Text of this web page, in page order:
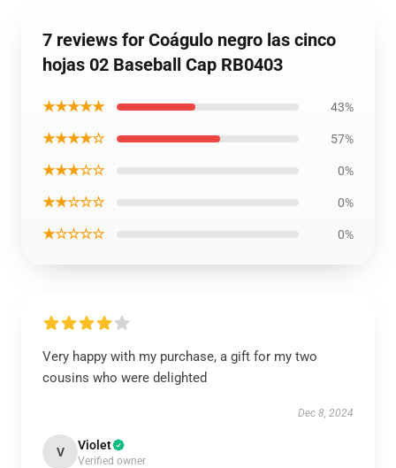
7 reviews for Coágulo negro las cinco
hojas 02 Baseball Cap RB0403
★★★★★ 43%
★★★★☆ 57%
★★★☆☆ 0%
★★☆☆☆ 0%
★☆☆☆☆ 0%
Very happy with my purchase, a gift for my two
cousins who were delighted
Dec 8, 2024
V Violet
Verified owner